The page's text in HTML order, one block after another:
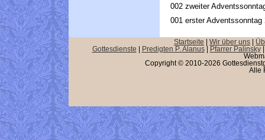
002 zweiter
001 erster Adventssonntag
Startseite Wir über uns
Gottesdienste
Predigten P. Alanus| Pfarrer Palinsky
Copyright © 2010-2026
Alle